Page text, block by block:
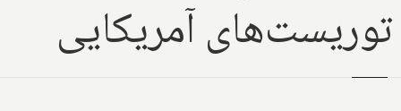
توریست‌های آمریکایی